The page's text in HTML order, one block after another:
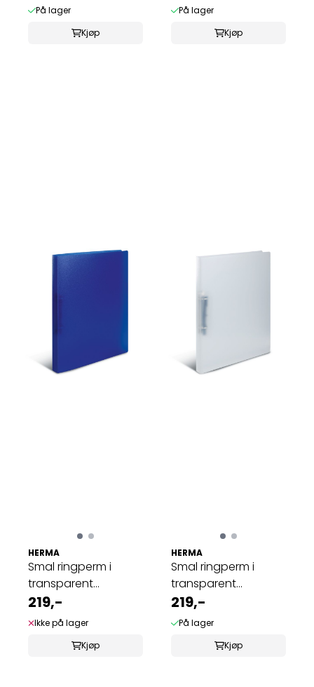
På lager
Kjøp
På lager
Kjøp
HERMA
Smal ringperm i
transparent
plastmateriale A4, ...
219,-
Ikke på lager
Kjøp
HERMA
Smal ringperm i
transparent
plastmateriale A4, ...
219,-
På lager
Kjøp